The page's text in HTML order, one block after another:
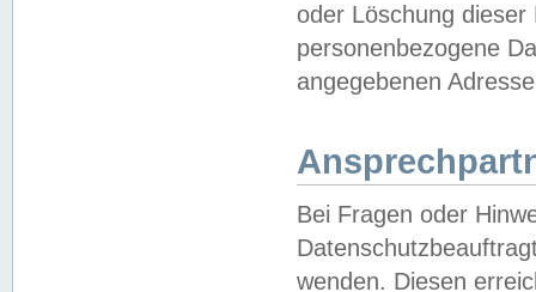
oder Löschung
personenbezogene
angegebenen
Bei Fragen oder
wenden. Diesen